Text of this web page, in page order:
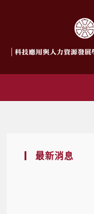
最新消息